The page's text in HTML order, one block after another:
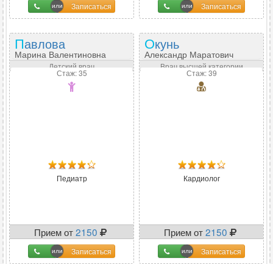
Записаться Записаться
Павлова
Марина Валентиновна
Детский врач
Стаж: 35
Педиатр
Прием от2150
Записаться
Окунь
Александр Маратович
Врач высшей категории
Стаж: 39
Кардиолог
Прием от2150
Записаться